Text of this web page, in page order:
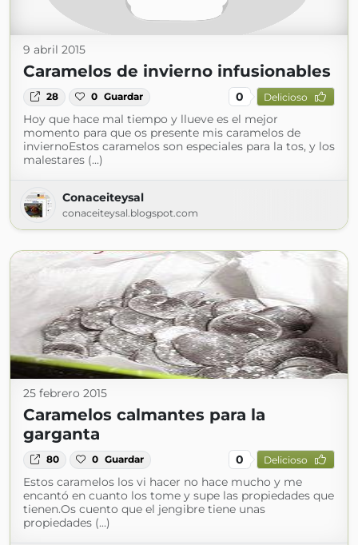
9 abril 2015
Caramelos de invierno infusionables
28 0 Guardar 0 Delicioso
Hoy que hace mal tiempo y llueve es el mejor
momento para que os presente mis caramelos de
inviernoEstos caramelos son especiales para la tos, y los
malestares (...)
Conaceiteysal
conaceiteysal.blogspot.com
25 febrero 2015
Caramelos calmantes para la
garganta
80 0 Guardar 0 Delicioso
Estos caramelos los vi hacer no hace mucho y me
encantó en cuanto los tome y supe las propiedades que
tienen.Os cuento que el jengibre tiene unas
propiedades (...)